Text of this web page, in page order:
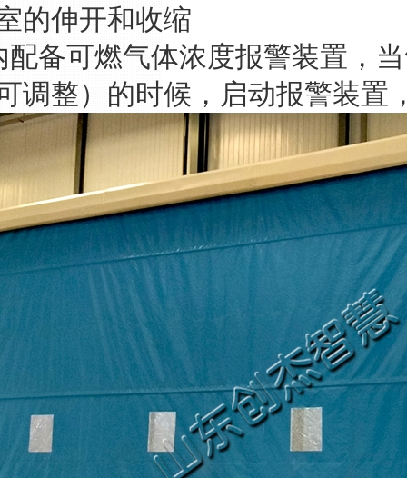
的伸开和收缩
配备可燃气体浓度报警装置，
调整）的时候，启动报警装置